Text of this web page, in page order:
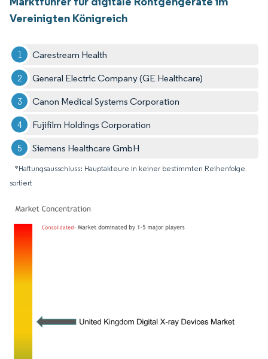
Vereinigten Königreich
Carestream Health
General Electric Company (GE Healthcare)
Canon Medical Systems Corporation
Fujifilm Holdings Corporation
Siemens Healthcare GmbH
*Haftungsausschluss: Hauptakteure in keiner bestimmten Reihenfolge
sortiert